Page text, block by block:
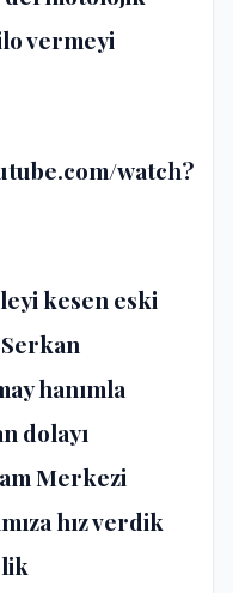
vermeyi
watch?
kesen eski
hanımla
dolayı
Merkezi
hız verdik